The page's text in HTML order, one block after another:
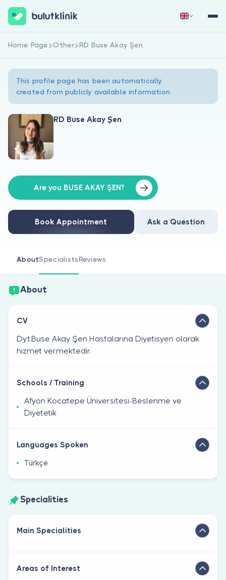
About Us
For Doctors
Are you a doctor?
Sign Up Now
Home Page Other RD Buse Akay Şen
This profile page has been automatically
created from publicly available information.
RD Buse Akay Şen
Are you BUSE AKAY ŞEN?
Book Appointment Ask a Question
AboutSpecialistsReviews
About
CV
Dyt.Buse Akay Şen Hastalarına Diyetisyen olarak
hizmet vermektedir.
Schools / Training
Afyon Kocatepe Üniversitesi-Beslenme ve
Diyetetik
Languages Spoken
Türkçe
Specialities
Main Specialities
Areas of Interest